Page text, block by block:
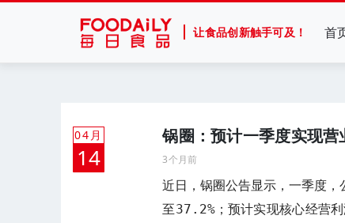
让食品创新触手可及！ 首
04月
14
锅圈：预计一季度实现
3个月前
近日，锅圈公告显示，一季度
至37.2%；预计实现核心经营